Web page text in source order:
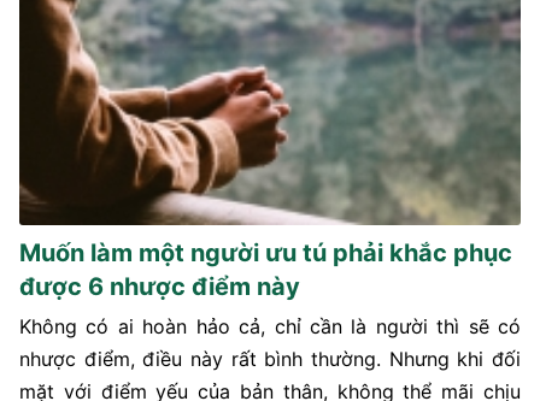
Muốn làm một người ưu tú phải khắc phục
được 6 nhược điểm này
Không có ai hoàn hảo cả, chỉ cần là người thì sẽ có
nhược điểm, điều này rất bình thường. Nhưng khi đối
mặt với điểm yếu của bản thân, không thể mãi chịu